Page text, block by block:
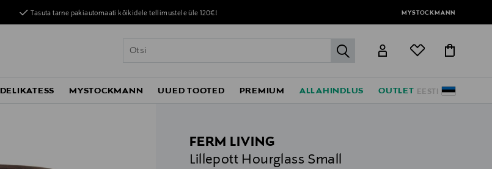
Tasuta tarne pakiautomaati kõikidele tellimustele üle 120€! MYSTOCKMANN
label.header.go
EESTI
DELIKATESS MYSTOCKMANN UUED TOOTED PREMIUM ALLAHINDLUS OUTLET
FERM LIVING
Lillepott Hourglass Small